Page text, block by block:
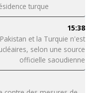
turque
15:38
et la Turquie n'est
selon une source
officielle saoudienne